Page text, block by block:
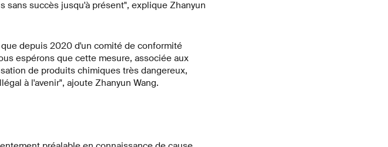
sans succès jusqu'à présent", explique Zhanyun
depuis 2020 d'un comité de conformité
espérons que cette mesure, associée aux
de produits chimiques très dangereux,
à l'avenir", ajoute Zhanyun Wang.